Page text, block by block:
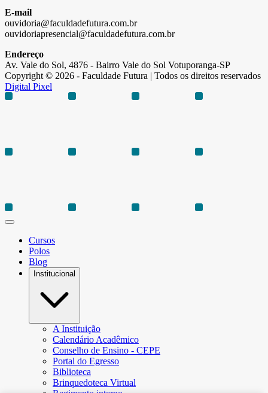
E-mail
ouvidoria@faculdadefutura.com.br
ouvidoriapresencial@faculdadefutura.com.br
Endereço
Av. Vale do Sol, 4876 - Bairro Vale do Sol Votuporanga-SP
Copyright © 2026 - Faculdade Futura | Todos os direitos reservados
Digital Pixel
Cursos
Polos
Blog
Institucional
A Instituição
Calendário Acadêmico
Conselho de Ensino - CEPE
Portal do Egresso
Biblioteca
Brinquedoteca Virtual